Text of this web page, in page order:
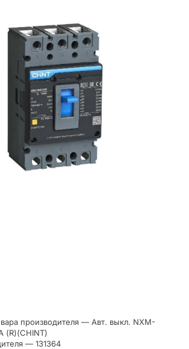
производителя — Авт. выкл. NXM-
(R)(CHINT)
— 131364